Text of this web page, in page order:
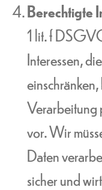
Berechtigte
1 lit. f
Interessen,
Verarbeitung
vor. Wir
Daten
sicher und